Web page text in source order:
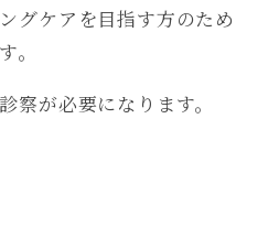
グケアを目指す方のため
。
が必要になります。